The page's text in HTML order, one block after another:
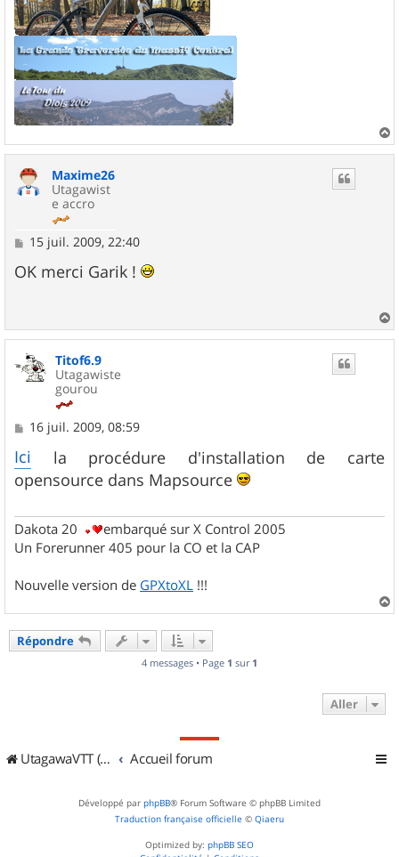
a
Maxime26
Utagawist
e accro
M
s
s
e
15 juil. 2009, 22:40
OK merci Garik !
a
Titof6.9
Utagawiste
gourou
M
s
s
a
16 juil. 2009, 08:59
Ici la procédure d'installation de carte
opensource dans Mapsource
Dakota 20
embarqué sur X Control 2005
Un Forerunner 405 pour la CO et la CAP
Nouvelle version de GPXtoXL !!!
a
Répondre
4 messages • Page 1 sur 1
Aller
UtagawaVTT (Randos VTT et VTTAE avec traces GPS) Accueil forum
Développé par phpBB® Forum Software © phpBB Limited
Traduction française officielle © Qiaeru
Optimized by: phpBB SEO